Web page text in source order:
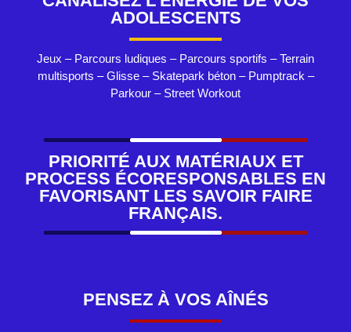
ADOLESCENTS
Jeux – Parcours ludiques – Parcours sportifs – Terrain
multisports – Glisse – Skatepark béton – Pumptrack –
Parkour – Street Workout
PRIORITÉ AUX MATÉRIAUX ET
PROCESS ÉCORESPONSABLES EN
FAVORISANT LES SAVOIR FAIRE
FRANÇAIS.
PENSEZ À VOS AÎNÉS